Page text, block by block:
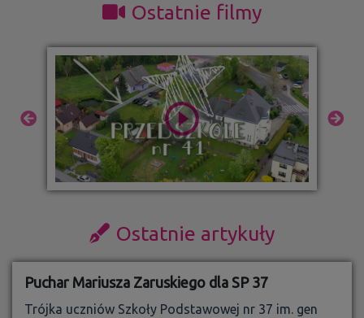
Ostatnie filmy
Ostatnie artykuły
Puchar Mariusza Zaruskiego dla SP 37
Trójka uczniów Szkoły Podstawowej nr 37 im. gen